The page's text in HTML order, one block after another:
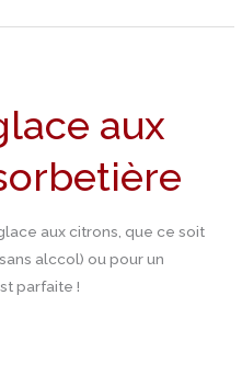
aux
aux citrons, que ce soit
alccol) ou pour un
parfaite !